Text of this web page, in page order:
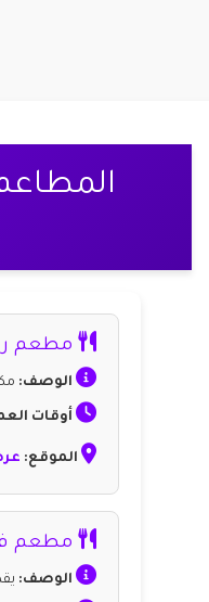
مطعم
الوصف:
أوقات
الموقع:
مطعم
الوصف: